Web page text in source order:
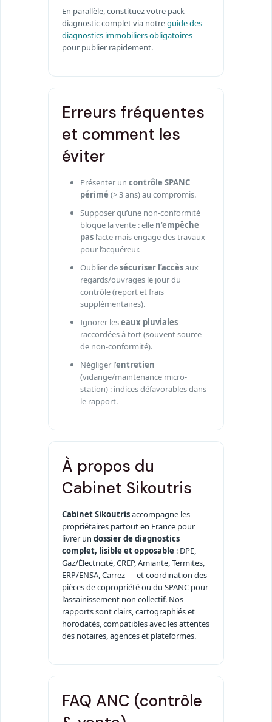
En parallèle, constituez votre pack
diagnostic complet via notreguide des
diagnostics immobiliers obligatoires
pour publier rapidement.
Erreurs fréquentes
et comment les
éviter
Présenter uncontrôle SPANC
périmé (> 3 ans) au compromis.
Supposer qu’une non-conformité
bloque la vente : elle n’empêche
pas l’acte mais engage des travaux
pour l’acquéreur.
Oublier desécuriser l’accèsaux
regards/ouvrages le jour du
contrôle (report et frais
supplémentaires).
Ignorer leseaux pluviales
raccordées à tort (souvent source
de non-conformité).
Négliger l’entretien
(vidange/maintenance micro-
station) : indices défavorables dans
le rapport.
À propos du
Cabinet Sikoutris
Cabinet Sikoutrisaccompagne les
propriétaires partout en France pour
livrer undossier de diagnostics
complet, lisible et opposable : DPE,
Gaz/Électricité, CREP, Amiante, Termites,
ERP/ENSA, Carrez — et coordination des
pièces de copropriété ou du SPANC pour
l’assainissement non collectif. Nos
rapports sont clairs, cartographiés et
horodatés, compatibles avec les attentes
des notaires, agences et plateformes.
FAQ ANC (contrôle